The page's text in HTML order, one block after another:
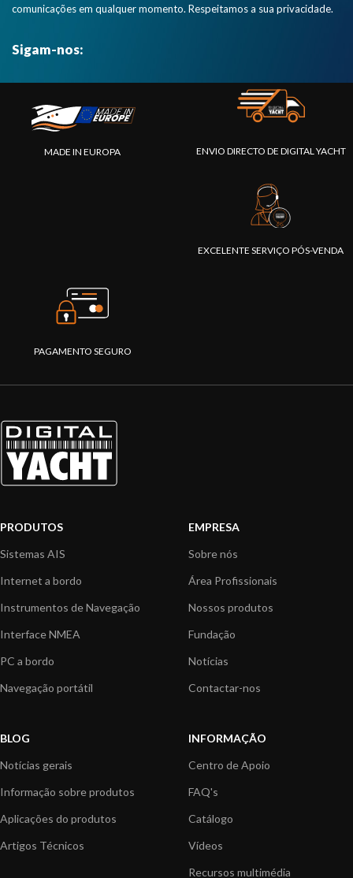
comunicações em qualquer momento. Respeitamos a sua privacidade.
Sigam-nos:
MADE IN EUROPA ENVIO DIRECTO DE DIGITAL YACHT
EXCELENTE SERVIÇO PÓS-VENDA
PAGAMENTO SEGURO
PRODUTOS
Sistemas AIS
Internet a bordo
Instrumentos de Navegação
Interface NMEA
PC a bordo
Navegação portátil
EMPRESA
Sobre nós
Área Profissionais
Nossos produtos
Fundação
Notícias
Contactar-nos
BLOG
Notícias gerais
Informação sobre produtos
Aplicações do produtos
Artigos Técnicos
INFORMAÇÃO
Centro de Apoio
FAQ's
Catálogo
Vídeos
Recursos multimédia